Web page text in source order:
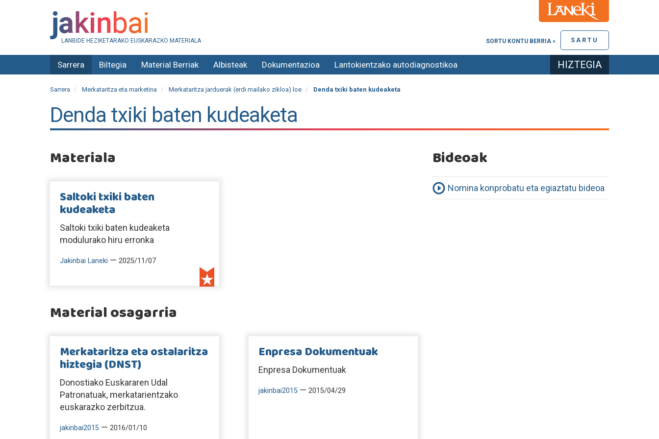
LANBIDE HEZIKETARAKO EUSKARAZKO MATERIALA SARTU
SORTU KONTU BERRIA »
Sarrera Biltegia Material Berriak Albisteak Dokumentazioa Lantokientzako autodiagnostikoa HIZTEGIA
Sarrera Merkataritza eta marketina Merkataritza jarduerak (erdi mailako zikloa) loe Denda txiki baten kudeaketa
Denda txiki baten kudeaketa
Materiala
Saltoki txiki baten
kudeaketa
Saltoki txiki baten kudeaketa
modulurako hiru erronka
Jakinbai Laneki — 2025/11/07
Material osagarria
Merkataritza eta ostalaritza
hiztegia (DNST)
Donostiako Euskararen Udal
Patronatuak, merkatarientzako
euskarazko zerbitzua.
jakinbai2015 — 2016/01/10
Enpresa Dokumentuak
Enpresa Dokumentuak
jakinbai2015 — 2015/04/29
Bideoak
Nomina konprobatu eta egiaztatu bideoa